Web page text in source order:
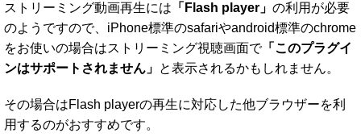
ストリーミング動画再生には 「Flash player」 の利用が必要
のようですので、iPhone標準のsafariやandroid標準のchrome
をお使いの場合はストリーミング視聴画面で「このプラグイ
ンはサポートされません」 と表示されるかもしれません。
その場合はFlash playerの再生に対応した他ブラウザーを利
用するのがおすすめです。